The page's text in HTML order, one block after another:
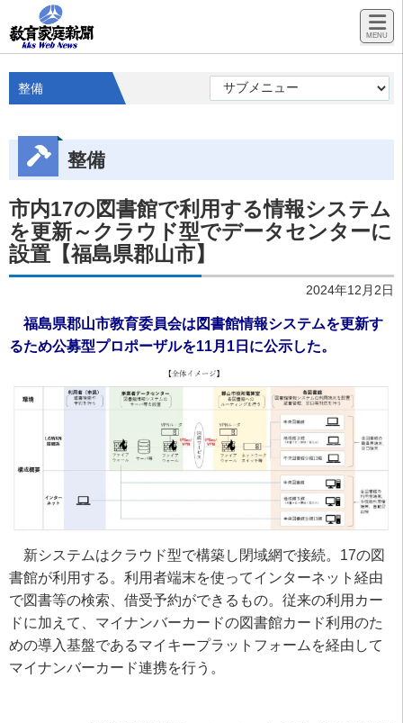
整備
整備
市内17の図書館で利用する情報システム
を更新～クラウド型でデータセンターに
設置【福島県郡山市】
2024年12月2日
福島県郡山市教育委員会は図書館情報システムを更新す
るため公募型プロポーザルを11月1日に公示した。
新システムはクラウド型で構築し閉域網で接続。17の図
書館が利用する。利用者端末を使ってインターネット経由
で図書等の検索、借受予約ができるもの。従来の利用カー
ドに加えて、マイナンバーカードの図書館カード利用のた
めの導入基盤であるマイキープラットフォームを経由して
マイナンバーカード連携を行う。